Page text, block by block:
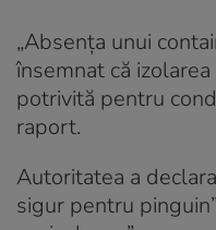
„Absența unui
însemnat că
potrivită pentru
raport.
Autoritatea a
sigur pentru